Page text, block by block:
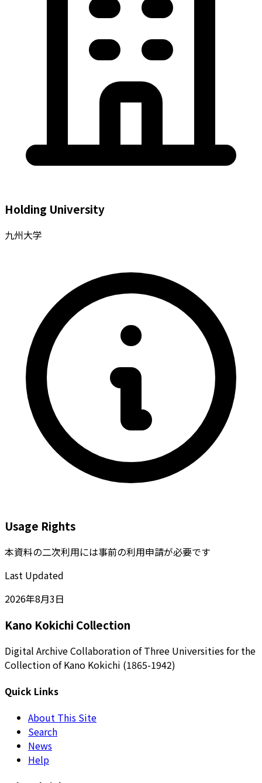
Holding University
九州大学
Usage Rights
本資料の二次利用には事前の利用申請が必要です
Last Updated
2026年8月3日
Kano Kokichi Collection
Digital Archive Collaboration of Three Universities for the
Collection of Kano Kokichi (1865-1942)
Quick Links
About This Site
Search
News
Help